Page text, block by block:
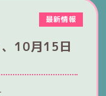
最新情報
10月15日